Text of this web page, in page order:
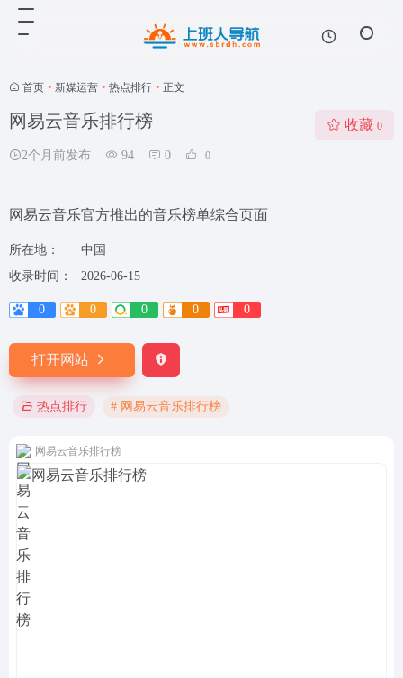
首页 • 新媒运营 • 热点排行 • 正文
网易云音乐排行榜
2个月前发布 94 0 0
收藏 0
网易云音乐官方推出的音乐榜单综合页面
所在地：
中国
收录时间：
2026-06-15
0 0 0 0 0
打开网站
热点排行 # 网易云音乐排行榜
网易云音乐排行榜